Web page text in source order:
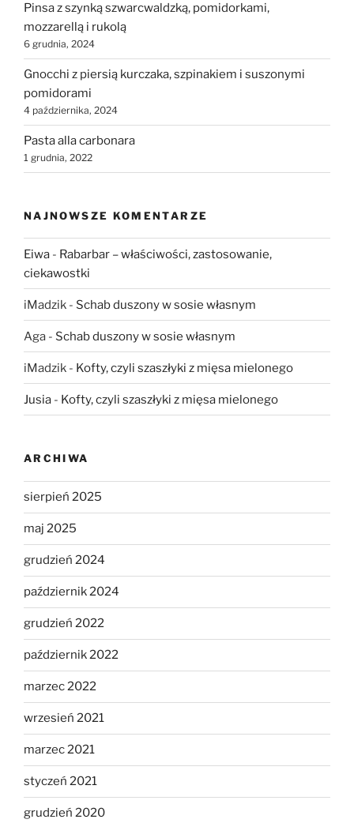
Pinsa z szynką szwarcwaldzką, pomidorkami,
mozzarellą i rukolą
6 grudnia, 2024
Gnocchi z piersią kurczaka, szpinakiem i suszonymi
pomidorami
4 października, 2024
Pasta alla carbonara
1 grudnia, 2022
NAJNOWSZE KOMENTARZE
Eiwa - Rabarbar – właściwości, zastosowanie,
ciekawostki
iMadzik - Schab duszony w sosie własnym
Aga - Schab duszony w sosie własnym
iMadzik - Kofty, czyli szaszłyki z mięsa mielonego
Jusia - Kofty, czyli szaszłyki z mięsa mielonego
ARCHIWA
sierpień 2025
maj 2025
grudzień 2024
październik 2024
grudzień 2022
październik 2022
marzec 2022
wrzesień 2021
marzec 2021
styczeń 2021
grudzień 2020